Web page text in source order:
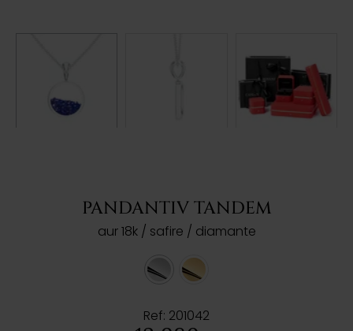
PANDANTIV TANDEM
aur 18k / safire / diamante
Ref: 201042